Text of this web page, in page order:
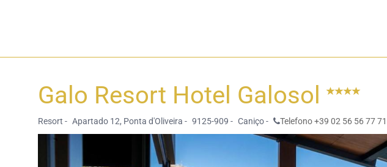
Galo Resort Hotel Galosol
Resort - Apartado 12, Ponta d'Oliveira - 9125-909 - Caniço - Telefono +39 02 56 56 77 71